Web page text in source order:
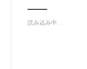
読み込み中...